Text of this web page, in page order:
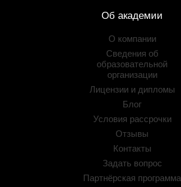
Об академии
О компании
Сведения об
образовательной
организации
Лицензии и дипломы
Блог
Условия рассрочки
Отзывы
Контакты
Задать вопрос
Партнёрская программа